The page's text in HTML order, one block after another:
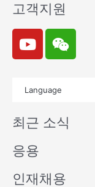
고객지원
Y
o
u
e
W
e
i
n
Language
최근 소식
응용
인재채용